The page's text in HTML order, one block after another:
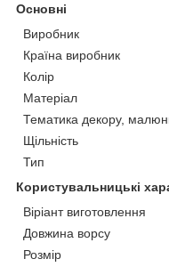
Основні
Виробник
Країна виробник
Колір
Матеріал
Тематика декору,
Щільність
Тип
Користувальницькі
Віріант виготовлення
Довжина ворсу
Розмір